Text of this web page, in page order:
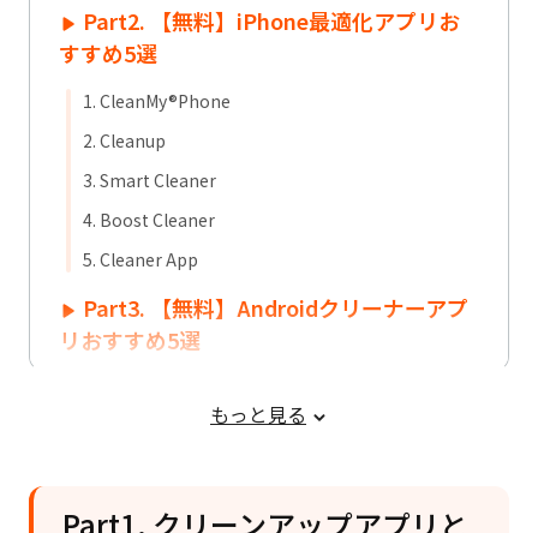
Part2. 【無料】iPhone最適化アプリお
すすめ5選
1. CleanMy®Phone
2. Cleanup
3. Smart Cleaner
4. Boost Cleaner
5. Cleaner App
Part3. 【無料】Androidクリーナーアプ
リおすすめ5選
4. Norton Clean
もっと見る
Part1. クリーンアップアプリと